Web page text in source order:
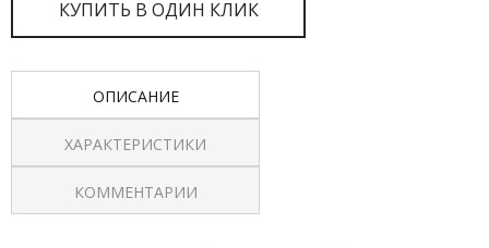
КУПИТЬ В ОДИН КЛИК
ОПИСАНИЕ
ХАРАКТЕРИСТИКИ
КОММЕНТАРИИ